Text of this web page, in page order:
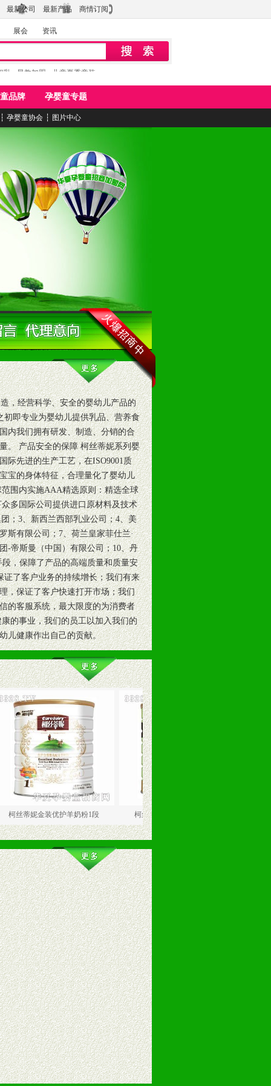
最新公司 最新产品 商情订阅
展会 资讯
乳 早教加盟 儿童夏季童装
品牌 孕婴童专题
┆ 孕婴童协会 ┆ 图片中心
，经营科学、安全的婴幼儿产品的
即专业为婴幼儿提供乳品、营养食
内我们拥有研发、制造、分销的合
。 产品安全的保障 柯丝蒂妮系列婴
际先进的生产工艺，在ISO9001质
宝的身体特征，合理量化了婴幼儿
围内实施AAA精选原则：精选全球
多国际公司提供进口原材料及技术
；3、新西兰西部乳业公司；4、美
斯有限公司；7、荷兰皇家菲仕兰·
-帝斯曼（中国）有限公司；10、丹
，保障了产品的高端质量和质量安
了客户业务的持续增长；我们有来
，保证了客户快速打开市场；我们
的客服系统，最大限度的为消费者
的事业，我们的员工以加入我们的
儿健康作出自己的贡献。
金装优护羊奶粉1段 柯丝蒂妮金冠真爱羊奶粉3段